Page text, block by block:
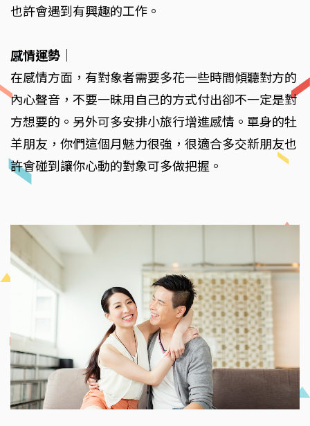
也許會遇到有興趣的工作。
感情運勢
在感情方面，有對象者需要多花一些時間傾聽對方的
內心聲音，不要一昧用自己的方式付出卻不一定是對
方想要的。另外可多安排小旅行增進感情。單身的牡
羊朋友，你們這個月魅力很強，很適合多交新朋友也
許會碰到讓你心動的對象可多做把握。